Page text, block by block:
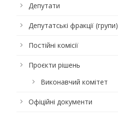
Депутати
Депутатські фракції (групи)
Постійні комісії
Проєкти рішень
Виконавчий комітет
Офіційні документи